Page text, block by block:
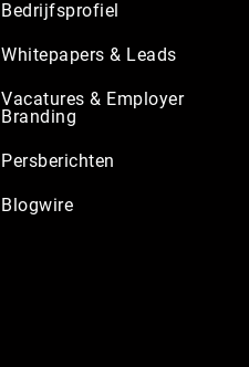
Bedrijfsprofiel
Whitepapers & Leads
Vacatures & Employer
Branding
Persberichten
Blogwire